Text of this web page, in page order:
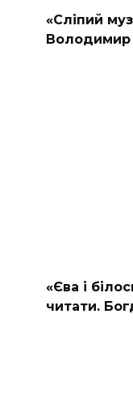
«Сліпий
Володимир
«Єва і
читати.